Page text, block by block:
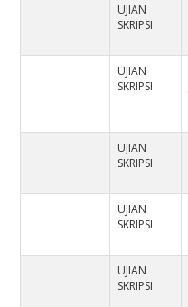
UJIAN
SKRIPSI
UJIAN
SKRIPSI
UJIAN
SKRIPSI
UJIAN
SKRIPSI
UJIAN
SKRIPSI